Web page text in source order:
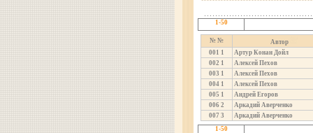
1-50
№ №
Автор
001 1
Артур Конан Дойл
002 1
Алексей Пехов
003 1
Алексей Пехов
004 1
Алексей Пехов
005 1
Андрей Егоров
006 2
Аркадий Аверченко
007 3
Аркадий Аверченко
1-50